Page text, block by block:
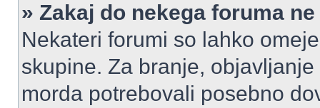
» Zakaj do nekega foruma
Nekateri forumi so lahko
skupine. Za branje,
morda potrebovali posebno